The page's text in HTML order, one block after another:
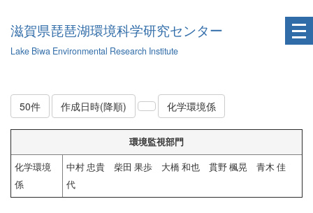
滋賀県琵琶湖環境科学研究センター
Lake Biwa Environmental Research Institute
50件 作成日時(降順) 化学環境係
環境監視部門
化学環境
係
中村 忠貴 柴田 果歩 大橋 和也 貫野 楓晃 青木 佳
代